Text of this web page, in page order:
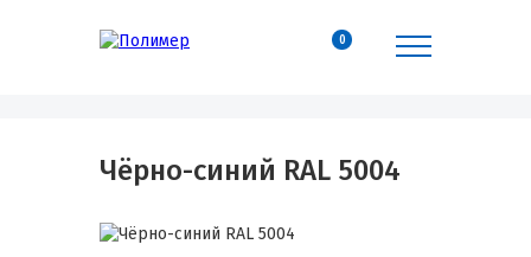
0
Чёрно-синий RAL 5004